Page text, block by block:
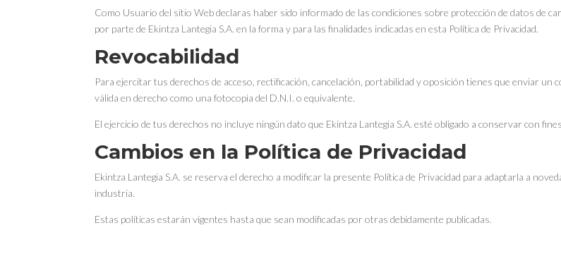
Como Usuario del sitio Web declaras haber sido informado de las condiciones sobre protección de datos de
por parte de Ekintza Lantegia S.A. en la forma y para las finalidades indicadas en esta Política de Privacidad.
Revocabilidad
Para ejercitar tus derechos de acceso, rectificación, cancelación, portabilidad y oposición tienes que enviar un
válida en derecho como una fotocopia del D.N.I. o equivalente.
El ejercicio de tus derechos no incluye ningún dato que Ekintza Lantegia S.A. esté obligado a conservar con
Cambios en la Política de Privacidad
Ekintza Lantegia S.A. se reserva el derecho a modificar la presente Política de Privacidad para adaptarla a
industria.
Estas políticas estarán vigentes hasta que sean modificadas por otras debidamente publicadas.